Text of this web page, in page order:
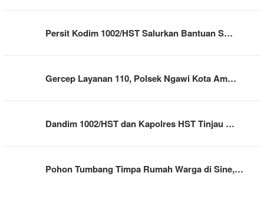
Persit Kodim 1002/HST Salurkan Bantuan S…
Gercep Layanan 110, Polsek Ngawi Kota Am…
Dandim 1002/HST dan Kapolres HST Tinjau …
Pohon Tumbang Timpa Rumah Warga di Sine,…